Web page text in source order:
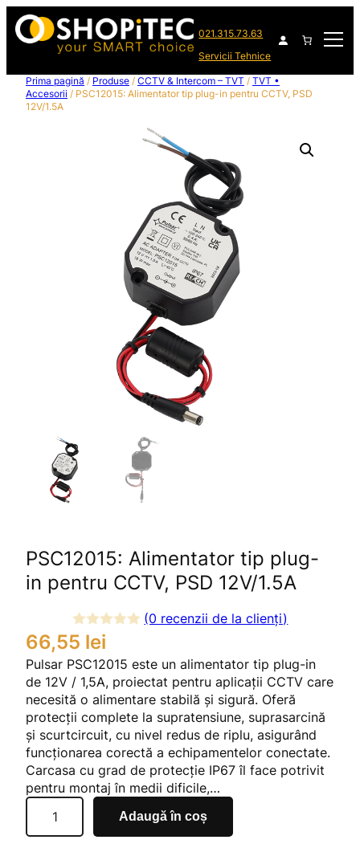
021.315.73.63
Servicii Tehnice
Prima pagină / Produse / CCTV & Intercom – TVT / TVT •
Accesorii / PSC12015: Alimentator tip plug-in pentru CCTV, PSD
12V/1.5A
PSC12015: Alimentator tip plug-
in pentru CCTV, PSD 12V/1.5A
E
v
a
l
u
a
t
l
a
d
(0 recenzii de la clienți)
66,55 lei
Pulsar PSC12015 este un alimentator tip plug-in
de 12V / 1,5A, proiectat pentru aplicații CCTV care
necesită o alimentare stabilă și sigură. Oferă
protecții complete la supratensiune, suprasarcină
și scurtcircuit, cu nivel redus de riplu, asigurând
funcționarea corectă a echipamentelor conectate.
Carcasa cu grad de protecție IP67 îl face potrivit
pentru montaj în medii dificile,…
C
n
Adaugă în coș